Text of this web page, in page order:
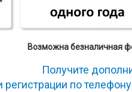
Возможна безналичная
Получите
регистрации по телефону